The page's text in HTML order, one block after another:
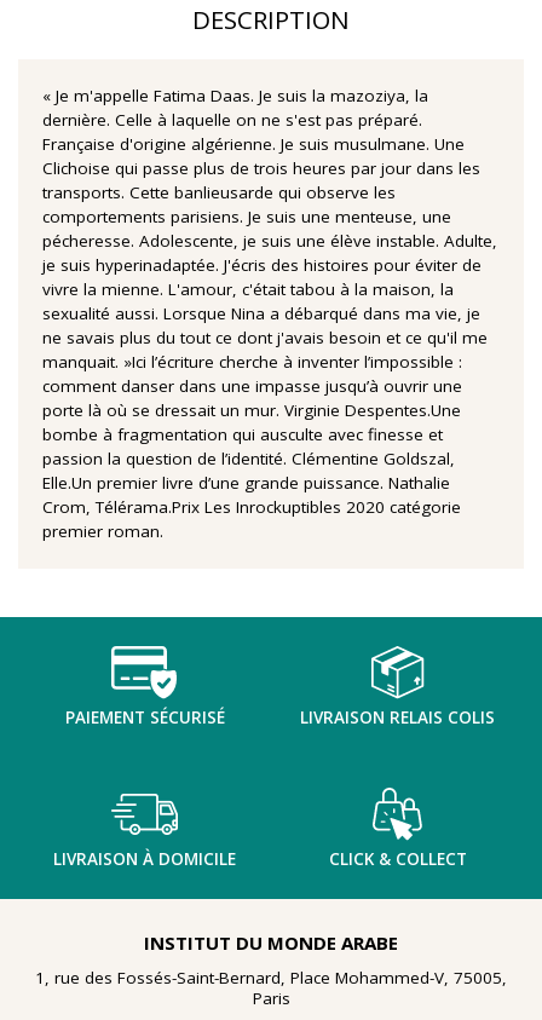
DESCRIPTION
« Je m'appelle Fatima Daas. Je suis la mazoziya, la
dernière. Celle à laquelle on ne s'est pas préparé.
Française d'origine algérienne. Je suis musulmane. Une
Clichoise qui passe plus de trois heures par jour dans les
transports. Cette banlieusarde qui observe les
comportements parisiens. Je suis une menteuse, une
pécheresse. Adolescente, je suis une élève instable. Adulte,
je suis hyperinadaptée. J'écris des histoires pour éviter de
vivre la mienne. L'amour, c'était tabou à la maison, la
sexualité aussi. Lorsque Nina a débarqué dans ma vie, je
ne savais plus du tout ce dont j'avais besoin et ce qu'il me
manquait. »Ici l’écriture cherche à inventer l’impossible :
comment danser dans une impasse jusqu’à ouvrir une
porte là où se dressait un mur. Virginie Despentes.Une
bombe à fragmentation qui ausculte avec finesse et
passion la question de l’identité. Clémentine Goldszal,
Elle.Un premier livre d’une grande puissance. Nathalie
Crom, Télérama.Prix Les Inrockuptibles 2020 catégorie
premier roman.
PAIEMENT SÉCURISÉ LIVRAISON RELAIS COLIS
LIVRAISON À DOMICILE CLICK & COLLECT
INSTITUT DU MONDE ARABE
1, rue des Fossés-Saint-Bernard, Place Mohammed-V, 75005,
Paris